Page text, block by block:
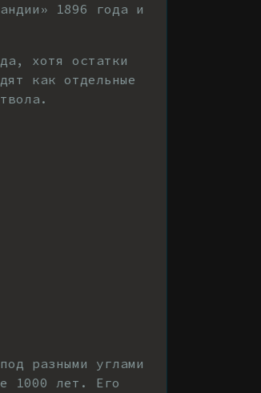
1896 года и
хотя остатки
как отдельные
разными углами
1000 лет. Его